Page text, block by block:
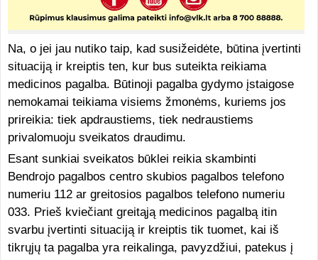
Na, o jei jau nutiko taip, kad susižeidėte, būtina įvertinti
situaciją ir kreiptis ten, kur bus suteikta reikiama
medicinos pagalba. Būtinoji pagalba gydymo įstaigose
nemokamai teikiama visiems žmonėms, kuriems jos
prireikia: tiek apdraustiems, tiek nedraustiems
privalomuoju sveikatos draudimu.
Esant sunkiai sveikatos būklei reikia skambinti
Bendrojo pagalbos centro skubios pagalbos telefono
numeriu 112 ar greitosios pagalbos telefono numeriu
033. Prieš kviečiant greitąją medicinos pagalbą itin
svarbu įvertinti situaciją ir kreiptis tik tuomet, kai iš
tikrųjų ta pagalba yra reikalinga, pavyzdžiui, patekus į